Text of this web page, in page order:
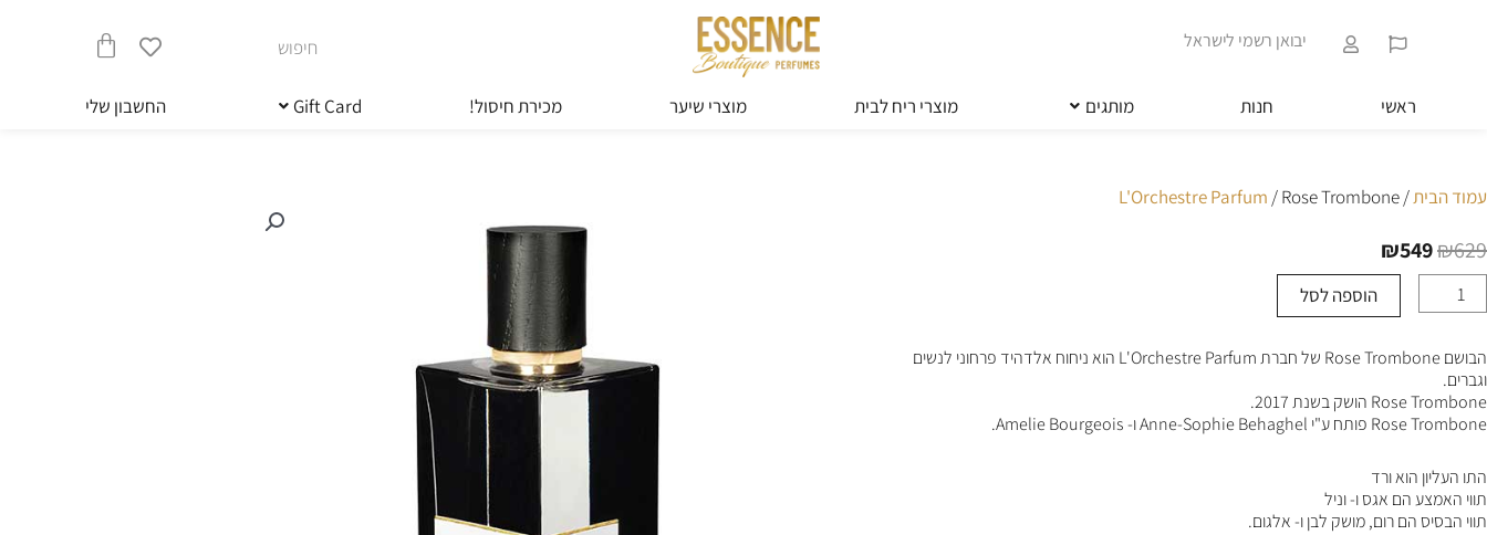
הַמְּסַיַּעַת
לִנְגִישׁוּת
לְחַץ
Control-
F11
לְהַתְאָמַת
לְעִוְורִים
הַמִּשְׁתַּמְּשִׁים
בְּתוֹכְנַת
קוֹרֵא־מָסָךְ;
Control-
F10
לִפְתִיחַת
יבואן רשמי לישראל חיפוש
עגלת
קניות
ראשי חנות מותגים מוצרי ריח לבית מוצרי שיער מכירת חיסול! Gift Card החשבון שלי
עמוד הבית/
L'Orchestre Parfum / Rose Trombone
₪629 המחיר
המקורי
₪629.
₪549
הנוכחי
הוא:
₪549.
כמות
של
Trombone
הוספה לסל
הבושם Rose Trombone של חברת L'Orchestre Parfum הוא ניחוח אלדהיד פרחוני לנשים
וגברים.
Rose Trombone הושק בשנת 2017.
Rose Trombone פותח ע"י Anne-Sophie Behaghel ו- Amelie Bourgeois.
התו העליון הוא ורד
תווי האמצע הם אגס ו- וניל
תווי הבסיס הם רום, מושק לבן ו- אלגום.